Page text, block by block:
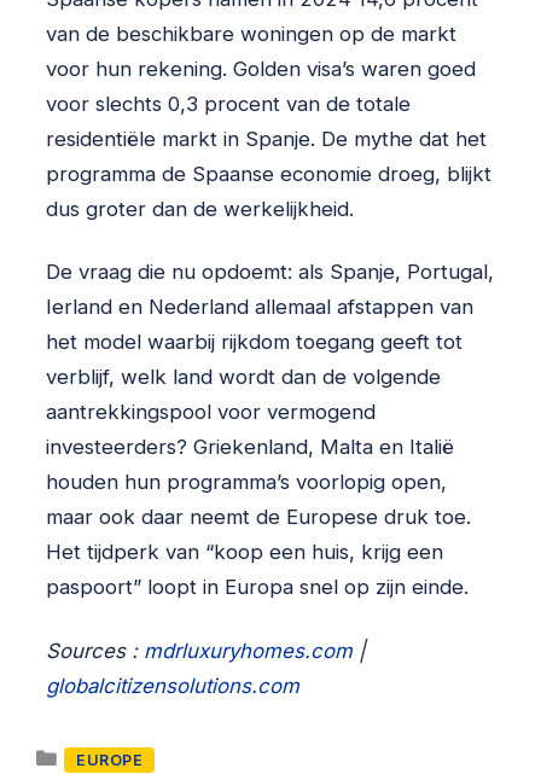
van de beschikbare woningen op de markt
voor hun rekening. Golden visa’s waren goed
voor slechts 0,3 procent van de totale
residentiële markt in Spanje. De mythe dat het
programma de Spaanse economie droeg, blijkt
dus groter dan de werkelijkheid.
De vraag die nu opdoemt: als Spanje, Portugal,
Ierland en Nederland allemaal afstappen van
het model waarbij rijkdom toegang geeft tot
verblijf, welk land wordt dan de volgende
aantrekkingspool voor vermogend
investeerders? Griekenland, Malta en Italië
houden hun programma’s voorlopig open,
maar ook daar neemt de Europese druk toe.
Het tijdperk van “koop een huis, krijg een
paspoort” loopt in Europa snel op zijn einde.
Sources : mdrluxuryhomes.com |
globalcitizensolutions.com
Categorieën
EUROPE